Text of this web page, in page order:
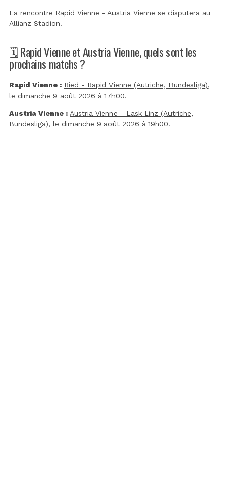
La rencontre Rapid Vienne - Austria Vienne se disputera au
Allianz Stadion.
🗓️ Rapid Vienne et Austria Vienne, quels sont les
prochains matchs ?
Rapid Vienne : Ried - Rapid Vienne (Autriche, Bundesliga),
le dimanche 9 août 2026 à 17h00.
Austria Vienne : Austria Vienne - Lask Linz (Autriche,
Bundesliga), le dimanche 9 août 2026 à 19h00.